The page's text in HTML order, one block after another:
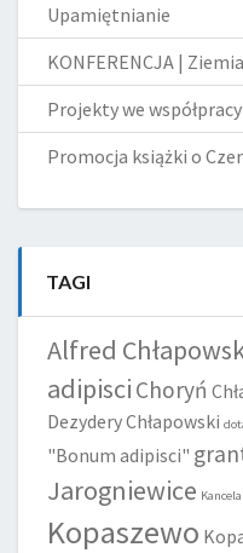
Upamiętnianie
KONFERENCJA |
Projekty we współpracy
Promocja książki o
TAGI
Alfred
adipisci Choryń
Dezydery Chłapowski
"Bonum adipisci"
Jarogniewice
Kopaszewo